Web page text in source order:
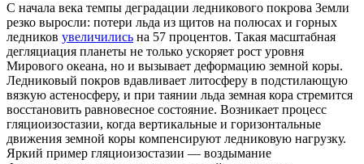
С начала века темпы деградации ледникового покрова Земли
резко выросли: потери льда из щитов на полюсах и горных
ледников увеличились на 57 процентов. Такая масштабная
дегляциация планеты не только ускоряет рост уровня
Мирового океана, но и вызывает деформацию земной коры.
Ледниковый покров вдавливает литосферу в подстилающую
вязкую астеносферу, и при таянии льда земная кора стремится
восстановить равновесное состояние. Возникает процесс
гляциоизостазии, когда вертикальные и горизонтальные
движения земной коры компенсируют ледниковую нагрузку.
Яркий пример гляциоизостазии — воздымание